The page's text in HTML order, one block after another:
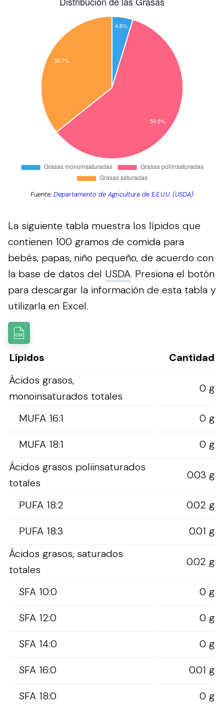
Fuente:Departamento de Agricultura de E.E.U.U. (USDA)
La siguiente tabla muestra los lípidos que
contienen 100 gramos de comida para
bebés, papas, niño pequeño, de acuerdo con
la base de datos del USDA. Presiona el botón
para descargar la información de esta tabla y
utilizarla en Excel.
Lípidos
Cantidad
Ácidos grasos,
monoinsaturados totales
0 g
MUFA 16:1
0 g
MUFA 18:1
0 g
Ácidos grasos poliinsaturados
totales
0.03 g
PUFA 18:2
0.02 g
PUFA 18:3
0.01 g
Ácidos grasos, saturados
totales
0.02 g
SFA 10:0
0 g
SFA 12:0
0 g
SFA 14:0
0 g
SFA 16:0
0.01 g
SFA 18:0
0 g